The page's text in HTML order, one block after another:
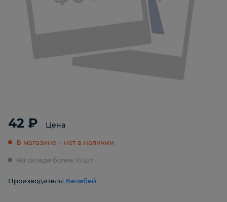
42 ₽ Цена
В магазине – нет в наличии
На складе более 10 шт.
Производитель: Белебей